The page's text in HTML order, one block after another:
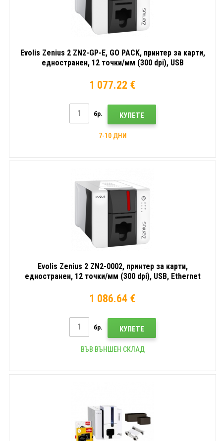
Evolis Zenius 2 ZN2-GP-E, GO PACK, принтер за карти,
едностранен, 12 точки/мм (300 dpi), USB
1 077.22 €
бр. КУПЕТЕ
7-10 ДНИ
Evolis Zenius 2 ZN2-0002, принтер за карти,
едностранен, 12 точки/мм (300 dpi), USB, Ethernet
1 086.64 €
бр. КУПЕТЕ
ВЪВ ВЪНШЕН СКЛАД